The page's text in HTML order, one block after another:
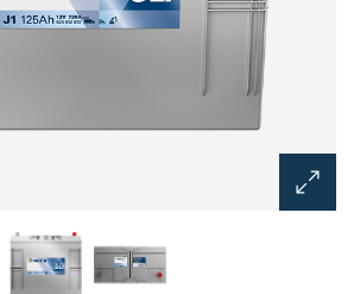
Aç